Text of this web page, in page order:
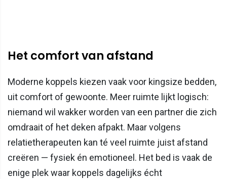
Het comfort van afstand
Moderne koppels kiezen vaak voor kingsize bedden,
uit comfort of gewoonte. Meer ruimte lijkt logisch:
niemand wil wakker worden van een partner die zich
omdraait of het deken afpakt. Maar volgens
relatietherapeuten kan té veel ruimte juist afstand
creëren — fysiek én emotioneel. Het bed is vaak de
enige plek waar koppels dagelijks écht